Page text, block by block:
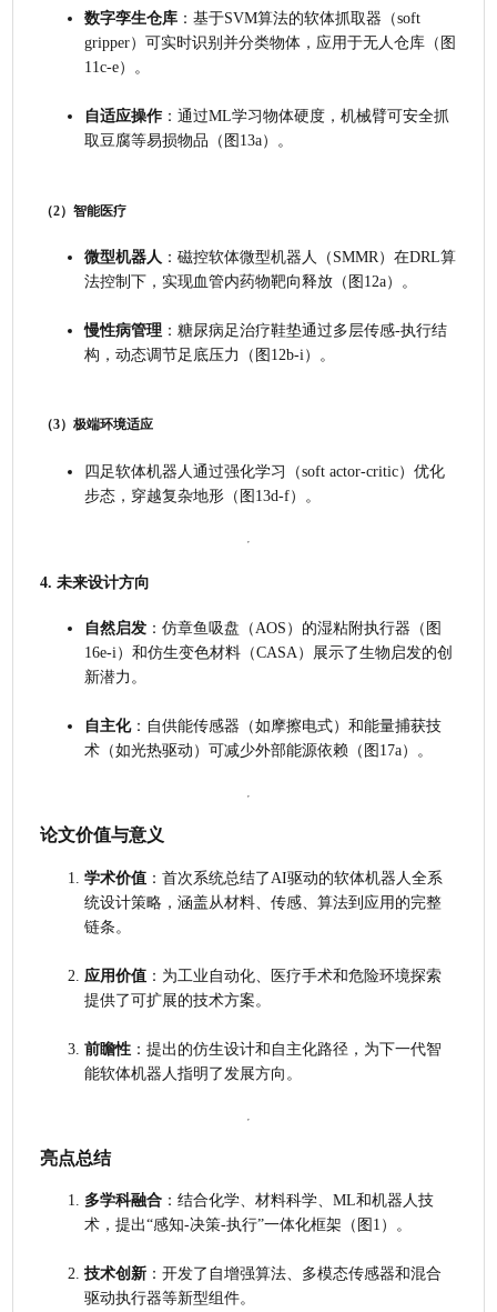
数字孪生仓库 ：基于SVM算法的软体抓取器（soft
gripper）可实时识别并分类物体，应用于无人仓库（图
11c-e）。
自适应操作 ：通过ML学习物体硬度，机械臂可安全抓
取豆腐等易损物品（图13a）。
（2）智能医疗
微型机器人 ：磁控软体微型机器人（SMMR）在DRL算
法控制下，实现血管内药物靶向释放（图12a）。
慢性病管理 ：糖尿病足治疗鞋垫通过多层传感-执行结
构，动态调节足底压力（图12b-i）。
（3）极端环境适应
四足软体机器人通过强化学习（soft actor-critic）优化
步态，穿越复杂地形（图13d-f）。
4. 未来设计方向
自然启发 ：仿章鱼吸盘（AOS）的湿粘附执行器（图
16e-i）和仿生变色材料（CASA）展示了生物启发的创
新潜力。
自主化：自供能传感器（如摩擦电式）和能量捕获技
术（如光热驱动）可减少外部能源依赖（图17a）。
论文价值与意义
学术价值 ：首次系统总结了AI驱动的软体机器人全系
统设计策略，涵盖从材料、传感、算法到应用的完整
链条。
应用价值 ：为工业自动化、医疗手术和危险环境探索
提供了可扩展的技术方案。
前瞻性 ：提出的仿生设计和自主化路径，为下一代智
能软体机器人指明了发展方向。
亮点总结
多学科融合 ：结合化学、材料科学、ML和机器人技
术，提出“感知-决策-执行”一体化框架（图1）。
技术创新 ：开发了自增强算法、多模态传感器和混合
驱动执行器等新型组件。